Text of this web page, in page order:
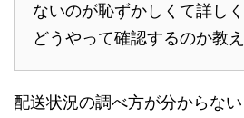
ないのが恥ずかしくて詳し
どうやって確認するのか教え
配送状況の調べ方が分からな